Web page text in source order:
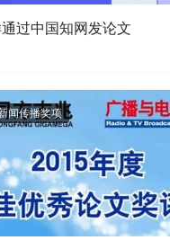
过中国知网发论文
闻传播奖项